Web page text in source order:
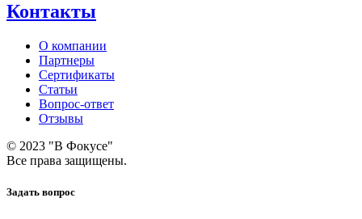
Контакты
О компании
Партнеры
Сертификаты
Статьи
Вопрос-ответ
Отзывы
© 2023 "В Фокусе"
Все права защищены.
Задать вопрос